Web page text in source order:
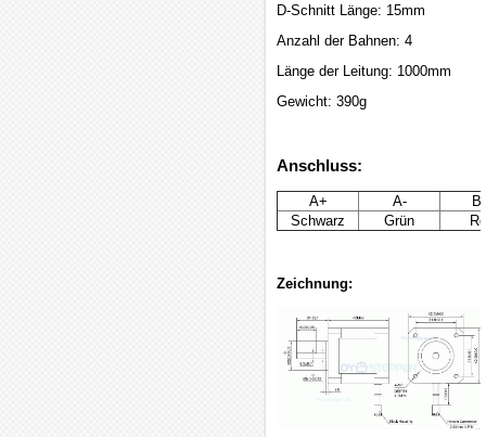
D-Schnitt Länge: 15mm
Anzahl der Bahnen: 4
Länge der Leitung: 1000mm
Gewicht: 390g
Anschluss:
A+ A-
Schwarz
Grün
Zeichnung: